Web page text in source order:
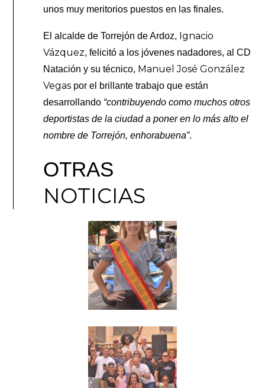
unos muy meritorios puestos en las finales.
El alcalde de Torrejón de Ardoz, Ignacio
Vázquez, felicitó a los jóvenes nadadores, al CD
Natación y su técnico, Manuel José González
Vegas por el brillante trabajo que están
desarrollando “contribuyendo como muchos otros
deportistas de la ciudad a poner en lo más alto el
nombre de Torrejón, enhorabuena”.
OTRAS
NOTICIAS